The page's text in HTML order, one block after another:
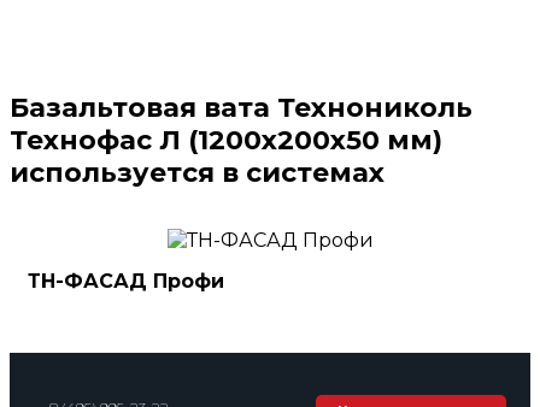
Базальтовая вата Технониколь
Технофас Л (1200х200х50 мм)
используется в системах
ТН-ФАСАД Профи